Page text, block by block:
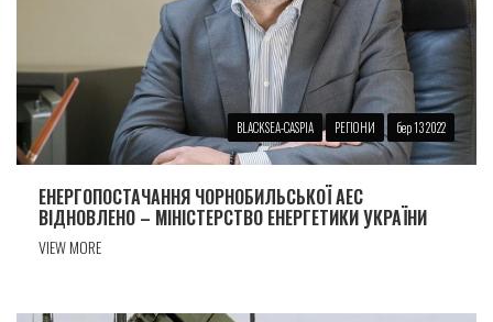
BLACKSEA-CASPIA РЕГІОНИ бер 13 2022
ЕНЕРГОПОСТАЧАННЯ ЧОРНОБИЛЬСЬКОЇ АЕС
ВІДНОВЛЕНО – МІНІСТЕРСТВО ЕНЕРГЕТИКИ УКРАЇНИ
VIEW MORE